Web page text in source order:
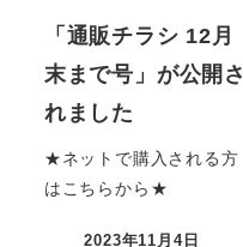
「通販チラシ 12月
末まで号」が公開さ
れました
★ネットで購入される方
はこちらから★
2023年11月4日